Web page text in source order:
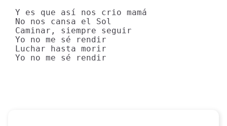
Y es que así nos crio mamá
No nos cansa el Sol
Caminar, siempre seguir
Yo no me sé rendir
Luchar hasta morir
Yo no me sé rendir